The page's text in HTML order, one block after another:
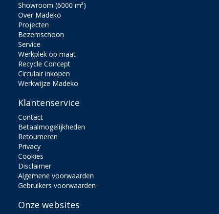
Showroom (6000 m²)
Over Madeko
Projecten
Bezemschoon
Service
Werkplek op maat
Recycle Concept
Circulair inkopen
Werkwijze Madeko
Klantenservice
Contact
Betaalmogelijkheden
Retourneren
Privacy
Cookies
Disclaimer
Algemene voorwaarden
Gebruikers voorwaarden
Onze websites